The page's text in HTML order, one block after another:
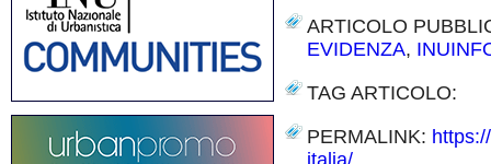
ARTICOLO
EVIDENZA,
TAG ARTICOLO:
PERMALINK:
italia/